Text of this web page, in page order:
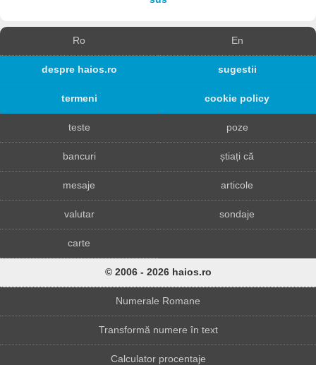
Ro En
despre haios.ro sugestii
termeni cookie policy
teste poze
bancuri știați că
mesaje articole
valutar sondaje
carte
© 2006 - 2026 haios.ro
Numerale Romane
Transformă numere în text
Calculator procentaje